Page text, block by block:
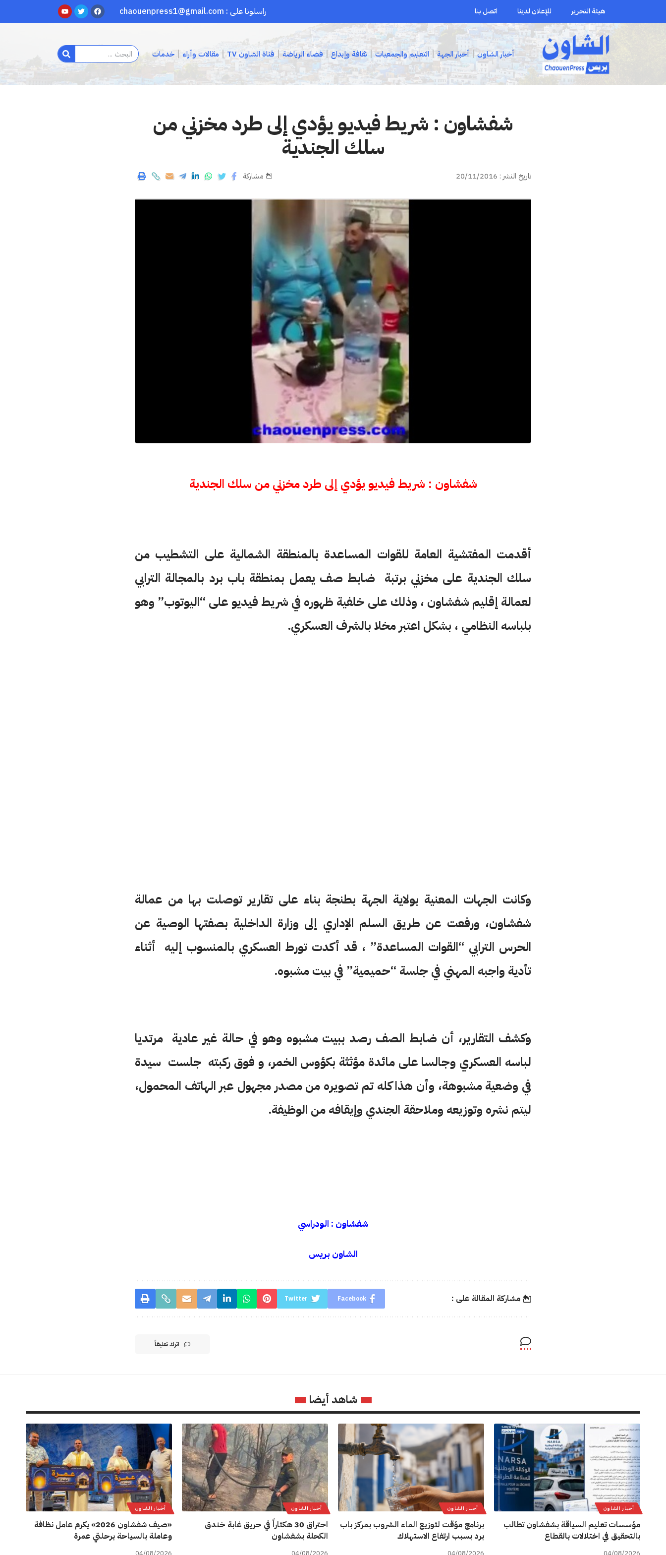
هيئة التحرير للإعلان لدينا اتصل بنا راسلونا على : chaouenpress1@gmail.com
أخبار الشاون أخبار الجهة التعليم والجمعيات ثقافة وإبداع فضاء الرياضة قناة الشاون TV مقالات وأراء خدمات
شفشاون : شريط فيديو يؤدي إلى طرد مخزني من
سلك الجندية
تاريخ النشر : 20/11/2016 مشاركة
شفشاون : شريط فيديو يؤدي إلى طرد مخزني من سلك الجندية
أقدمت المفتشية العامة للقوات المساعدة بالمنطقة الشمالية على التشطيب من
سلك الجندية على مخزني برتبة ضابط صف يعمل بمنطقة باب برد بالمجالة الترابي
لعمالة إقليم شفشاون ، وذلك على خلفية ظهوره في شريط فيديو على “اليوتوب” وهو
بلباسه النظامي ، بشكل اعتبر مخلا بالشرف العسكري.
وكانت الجهات المعنية بولاية الجهة بطنجة بناء على تقارير توصلت بها من عمالة
شفشاون، ورفعت عن طريق السلم الإداري إلى وزارة الداخلية بصفتها الوصية عن
الحرس الترابي “القوات المساعدة” ، قد أكدت تورط العسكري بالمنسوب إليه أثناء
تأدية واجبه المهني في جلسة “حميمية” في بيت مشبوه.
وكشف التقارير، أن ضابط الصف رصد ببيت مشبوه وهو في حالة غير عادية مرتديا
لباسه العسكري وجالسا على مائدة مؤثثة بكؤوس الخمر، و فوق ركبته جلست سيدة
في وضعية مشبوهة، وأن هذا كله تم تصويره من مصدر مجهول عبر الهاتف المحمول،
ليتم نشره وتوزيعه وملاحقة الجندي وإيقافه من الوظيفة.
شفشاون : الودراسي
الشاون بريس
مشاركة المقالة على : Facebook
Twitter
اترك تعليقاً
شاهد أيضا
أخبار الشاون
مؤسسات تعليم السياقة بشفشاون تطالب
بالتحقيق في اختلالات بالقطاع
أخبار الشاون
برنامج مؤقت لتوزيع الماء الشروب بمركز باب
برد بسبب ارتفاع الاستهلاك
أخبار الشاون
احتراق 30 هكتاراً في حريق غابة خندق
الكحلة بشفشاون
أخبار الشاون
«صيف شفشاون 2026» يكرم عامل نظافة
وعاملة بالسياحة برحلتي عمرة